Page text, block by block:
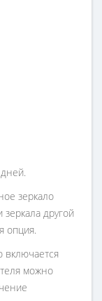
зеркало
другой
опция.
включается
можно